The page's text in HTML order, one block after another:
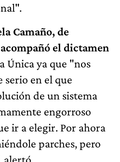
Camaño, de
el dictamen
Única ya que "nos
serio en el que
de un sistema
engorroso
ir a elegir. Por ahora
parches, pero
alertó.